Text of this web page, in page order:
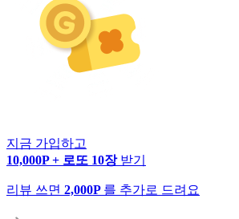
지금 가입하고
10,000P + 로또 10장 받기
리뷰 쓰면 2,000P 를 추가로 드려요